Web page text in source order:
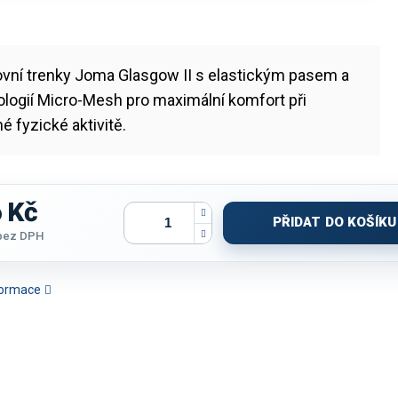
trenky Joma Glasgow II s elastickým pasem a
Micro-Mesh pro maximální komfort při
fyzické aktivitě.
Kč
DPH
PŘIDAT DO KOŠÍKU